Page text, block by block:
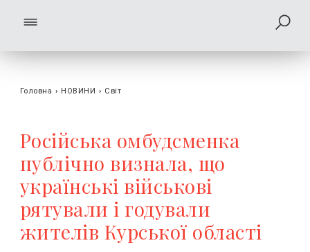
Головна › НОВИНИ › Світ
Російська омбудсменка
публічно визнала, що
українські військові
рятували і годували
жителів Курської області